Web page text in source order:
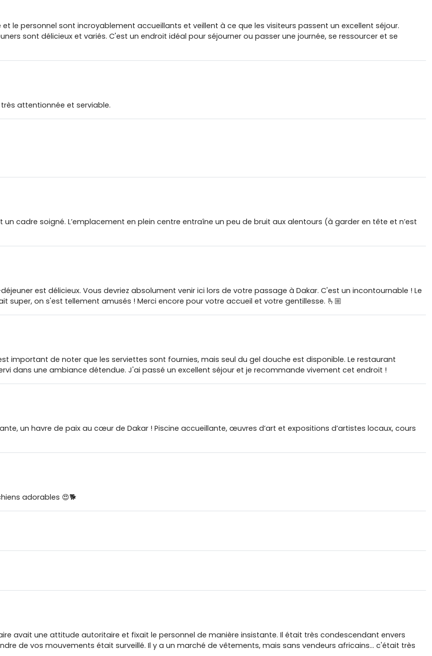
le personnel sont incroyablement accueillants et veillent à ce que les visiteurs passent un excellent séjour.
sont délicieux et variés. C'est un endroit idéal pour séjourner ou passer une journée, se ressourcer et se
attentionnée et serviable.
cadre soigné. L’emplacement en plein centre entraîne un peu de bruit aux alentours (à garder en tête et n’est
est délicieux. Vous devriez absolument venir ici lors de votre passage à Dakar. C'est un incontournable ! Le
super, on s'est tellement amusés ! Merci encore pour votre accueil et votre gentillesse. 🫰🏼
important de noter que les serviettes sont fournies, mais seul du gel douche est disponible. Le restaurant
dans une ambiance détendue. J'ai passé un excellent séjour et je recommande vivement cet endroit !
un havre de paix au cœur de Dakar ! Piscine accueillante, œuvres d’art et expositions d’artistes locaux, cours
adorables 😍🐕
avait une attitude autoritaire et fixait le personnel de manière insistante. Il était très condescendant envers
de vos mouvements était surveillé. Il y a un marché de vêtements, mais sans vendeurs africains... c'était très